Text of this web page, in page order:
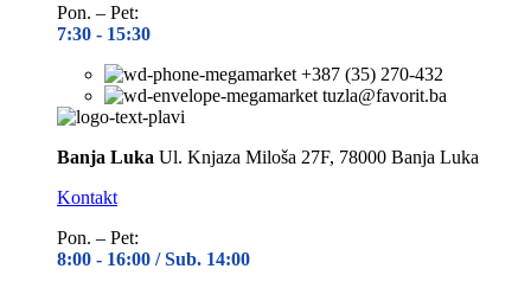
Pon. – Pet:
7:30 - 15:30
+387 (35) 270-432
tuzla@favorit.ba
Banja Luka Ul. Knjaza Miloša 27F, 78000 Banja Luka
Kontakt
Pon. – Pet:
8:00 - 16:00 / Sub. 14:00